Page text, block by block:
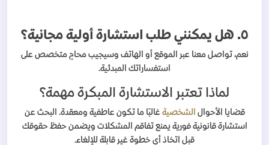
٥. هل يمكنني طلب استشارة أولية مجانية؟
نعم، تواصل معنا عبر الموقع أو الهاتف وسيجيب محامٍ متخصص على
استفساراتك المبدئية.
لماذا تعتبر الاستشارة المبكرة مهمة؟
قضايا الأحوال الشخصيةغالبًا ما تكون عاطفية ومعقدة. البحث عن
استشارة قانونية فورية يمنع تفاقم المشكلات ويضمن حفظ حقوقك
قبل اتخاذ أي خطوة غير قابلة للإلغاء.